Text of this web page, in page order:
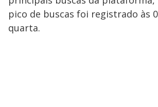
pico de buscas foi registrado às
quarta.